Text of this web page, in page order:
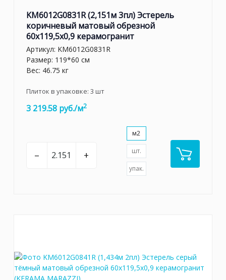
KM6012G0831R (2,151м 3пл) Эстерель
коричневый матовый обрезной
60x119,5x0,9 керамогранит
Артикул: KM6012G0831R
Размер: 119*60 см
Вес: 46.75 кг
Плиток в упаковке: 3 шт
3 219.58 руб./м2
– +
м2
шт.
упак.